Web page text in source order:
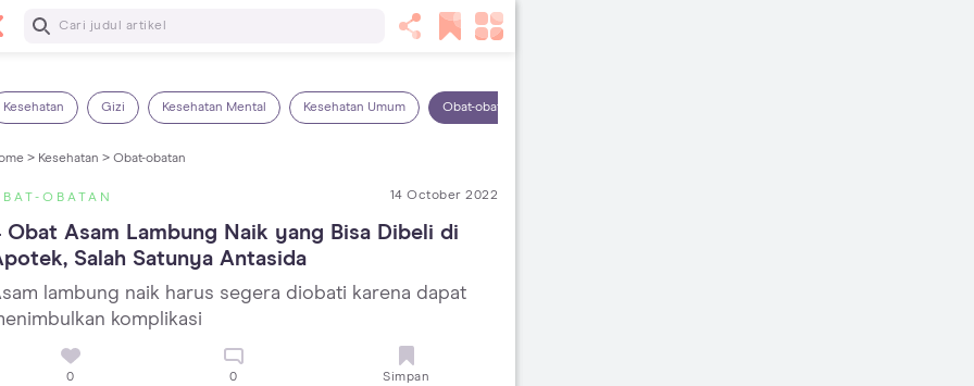
Baca Selanjutnya
Kesehatan Gizi Kesehatan Mental Kesehatan Umum Obat-obatan
> Kesehatan > Obat-obatan
OBATAN 14 October 2022
Obat Asam Lambung Naik yang Bisa Dibeli di
Salah Satunya Antasida
lambung naik harus segera diobati karena dapat
komplikasi
0 0 Simpan